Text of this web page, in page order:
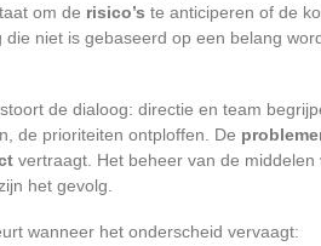
om de risico’s te anticiperen of de
niet is gebaseerd op een belang
de dialoog: directie en team
de prioriteiten ontploffen. De
vertraagt. Het beheer van de middelen
het gevolg.
wanneer het onderscheid vervaagt: